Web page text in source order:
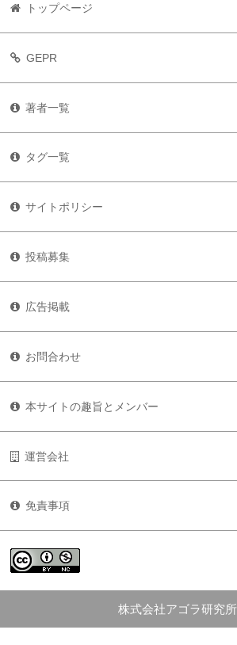
トップページ
GEPR
著者一覧
タグ一覧
サイトポリシー
投稿募集
広告掲載
お問合わせ
本サイトの趣旨とメンバー
運営会社
免責事項
株式会社アゴラ研究所